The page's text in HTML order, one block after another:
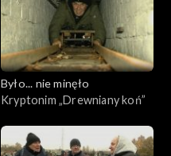
Było... nie minęło
Kryptonim „Drewniany koń”